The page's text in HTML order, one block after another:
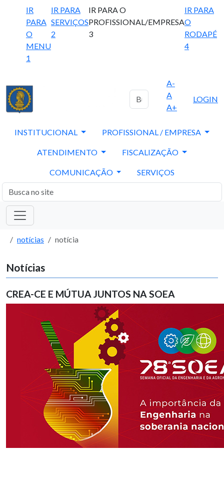
IR
PARA
O
MENU
1
IR PARA
SERVIÇOS
2
IR PARA O
PROFISSIONAL/EMPRESA
3
IR PARA
O
RODAPÉ
4
A-
A
A+
LOGIN
INSTITUCIONAL PROFISSIONAL / EMPRESA
ATENDIMENTO FISCALIZAÇÃO
COMUNICAÇÃO SERVIÇOS
notícias notícia
Notícias
CREA-CE E MÚTUA JUNTOS NA SOEA